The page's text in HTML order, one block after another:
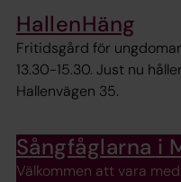
HallenHäng
Fritidsgård för
13.30-15.30. Just nu
Hallenvägen 35.
Sångfåglarna i
Välkommen att vara